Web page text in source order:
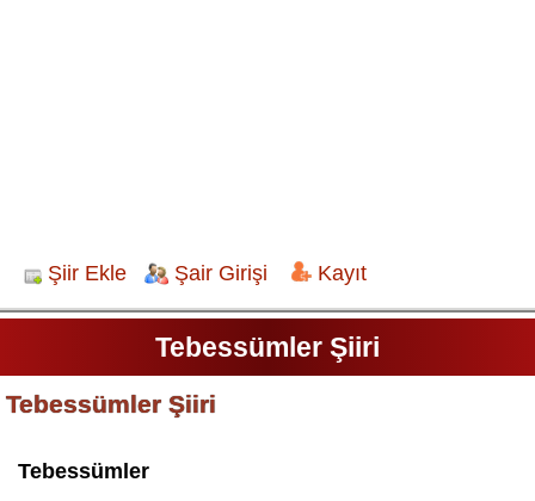
Şiir Ekle Şair Girişi Kayıt
Tebessümler Şiiri
Tebessümler Şiiri
Tebessümler